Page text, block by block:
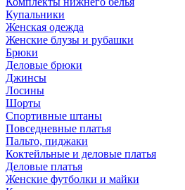
Купальники
Женская одежда
Женские блузы и рубашки
Брюки
Деловые брюки
Джинсы
Лосины
Шорты
Спортивные штаны
Повседневные платья
Пальто, пиджаки
Коктейльные и деловые платья
Деловые платья
Женские футболки и майки